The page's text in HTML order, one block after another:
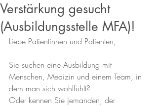
Verstärkung gesucht
(Ausbildungsstelle MFA)!
Liebe Patientinnen und Patienten,
Sie suchen eine Ausbildung mit
Menschen, Medizin und einem Team, in
dem man sich wohlfühlt?
Oder kennen Sie jemanden, der